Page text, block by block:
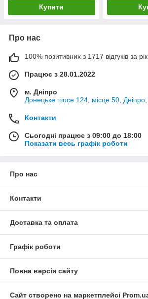
Купити
Про нас
100% позитивних з 1717 відгуків за рік
Працює з 28.01.2022
м. Дніпро
Донецьке шосе 124, місце 50, Дніпро,
Контакти
Сьогодні працює з 09:00 до 18:00
Показати весь графік роботи
Про нас
Контакти
Доставка та оплата
Графік роботи
Повна версія сайту
Сайт створено на маркетплейсі